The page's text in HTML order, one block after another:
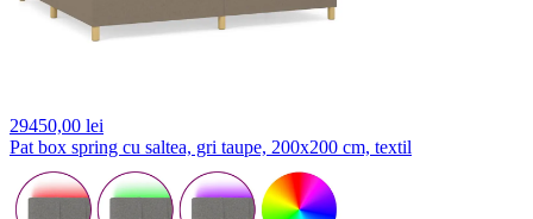
29450,00 lei
Pat box spring cu saltea, gri taupe, 200x200 cm, textil